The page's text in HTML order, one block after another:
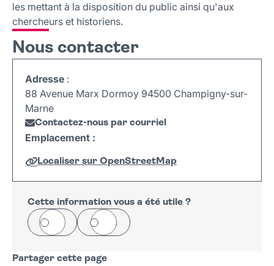
les mettant à la disposition du public ainsi qu'aux
chercheurs et historiens.
Nous contacter
Adresse :
88 Avenue Marx Dormoy 94500 Champigny-sur-
Marne
Contactez-nous par courriel
Emplacement :
Localiser sur OpenStreetMap
+
−
Leaflet
Cette information vous a été utile ?
Oui Non
Partager cette page